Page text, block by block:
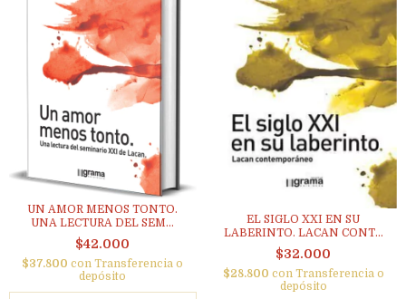
UN AMOR MENOS TONTO.
UNA LECTURA DEL SEM...
$42.000
$37.800con Transferencia o
depósito
EL SIGLO XXI EN SU
LABERINTO. LACAN CONT...
$32.000
$28.800 con Transferencia o
depósito